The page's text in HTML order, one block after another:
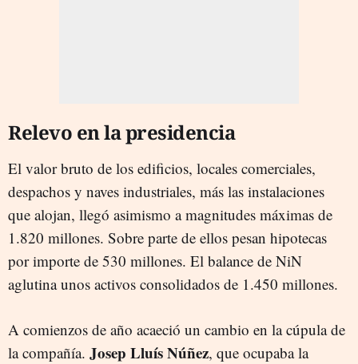
Relevo en la presidencia
El valor bruto de los edificios, locales comerciales,
despachos y naves industriales, más las instalaciones
que alojan, llegó asimismo a magnitudes máximas de
1.820 millones. Sobre parte de ellos pesan hipotecas
por importe de 530 millones. El balance de NiN
aglutina unos activos consolidados de 1.450 millones.
A comienzos de año acaeció un cambio en la cúpula de
la compañía. Josep Lluís Núñez, que ocupaba la